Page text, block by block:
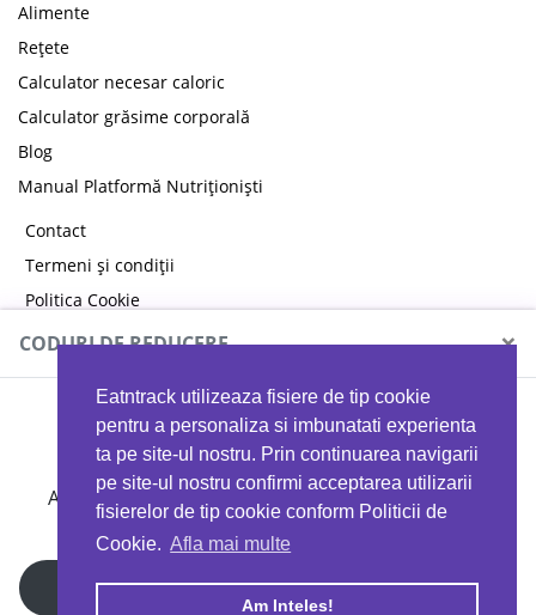
Eatntrack utilizeaza fisiere de tip cookie
pentru a personaliza si imbunatati experienta
ta pe site-ul nostru. Prin continuarea navigarii
pe site-ul nostru confirmi acceptarea utilizarii
fisierelor de tip cookie conform Politicii de
Cookie. Afla mai multe
Am Inteles!
Alimente
Rețete
Calculator necesar caloric
Calculator grăsime corporală
Blog
Manual Platformă Nutriționiști
Contact
Termeni și condiții
Politica Cookie
Politica de confidențialitate
CODURI DE REDUCERE ×
MYPROTEIN
Ai 40%reducere la orice comandă folosind codul
EATTRACK
Profită acum